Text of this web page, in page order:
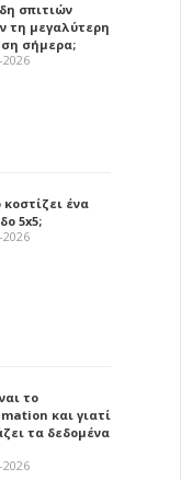
σπιτιών
τη μεγαλύτερη
σήμερα;
2026
ένα
5x5;
2026
το
και γιατί
τα δεδομένα
2026